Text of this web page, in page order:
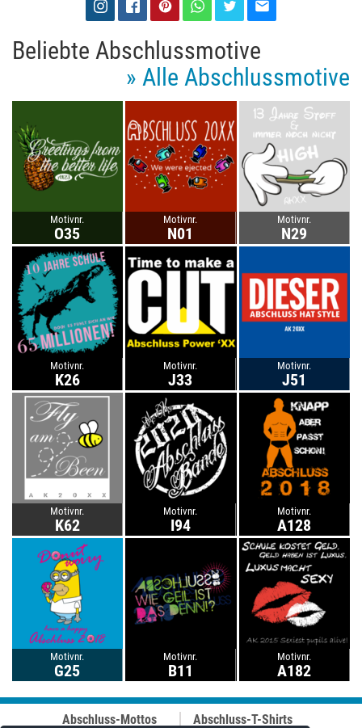
Beliebte Abschlussmotive
» Alle Abschlussmotive
Motivnr.
O35
Motivnr.
N01
Motivnr.
N29
Motivnr.
K26
Motivnr.
J33
Motivnr.
J51
Motivnr.
K62
Motivnr.
I94
Motivnr.
A128
Motivnr.
G25
Motivnr.
B11
Motivnr.
A182
Abschluss-Mottos
Abschluss-T-Shirts